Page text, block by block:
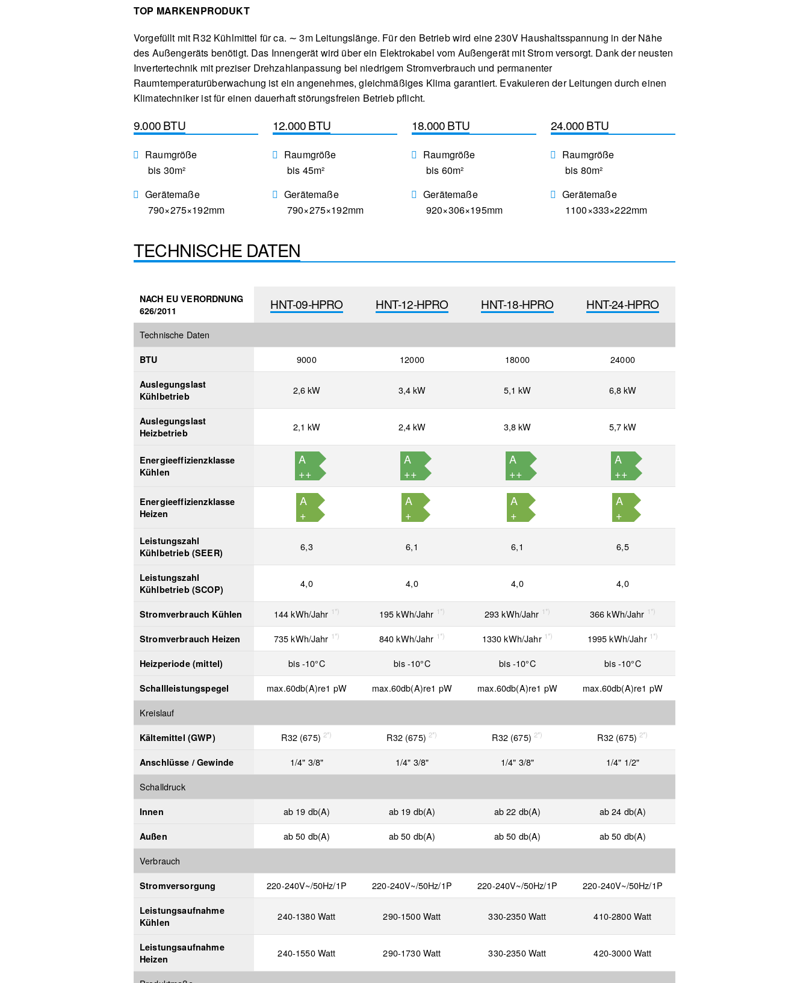
TOP MARKENPRODUKT
Vorgefüllt mit R32 Kühlmittel für ca. ∼ 3m Leitungslänge. Für den Betrieb wird eine 230V Haushaltsspannung in der Nähe
des Außengeräts benötigt. Das Innengerät wird über ein Elektrokabel vom Außengerät mit Strom versorgt. Dank der neusten
Invertertechnik mit preziser Drehzahlanpassung bei niedrigem Stromverbrauch und permanenter
Raumtemperaturüberwachung ist ein angenehmes, gleichmäßiges Klima garantiert. Evakuieren der Leitungen durch einen
Klimatechniker ist für einen dauerhaft störungsfreien Betrieb pflicht.
9.000 BTU
Raumgröße
bis 30m²
Gerätemaße
790×275×192mm
12.000 BTU
Raumgröße
bis 45m²
Gerätemaße
790×275×192mm
18.000 BTU
Raumgröße
bis 60m²
Gerätemaße
920×306×195mm
24.000 BTU
Raumgröße
bis 80m²
Gerätemaße
1100×333×222mm
TECHNISCHE DATEN
NACH EU VERORDNUNG
626/2011
HNT-09-HPRO HNT-12-HPRO HNT-18-HPRO HNT-24-HPRO
Technische Daten
BTU 9000 12000 18000 24000
Auslegungslast
Kühlbetrieb
2,6 kW 3,4 kW 5,1 kW 6,8 kW
Auslegungslast
Heizbetrieb
2,1 kW 2,4 kW 3,8 kW 5,7 kW
Energieeffizienzklasse
Kühlen
A
++
A
++
A
++
A
++
Energieeffizienzklasse
Heizen
A
+
A
+
A
+
A
+
Leistungszahl
Kühlbetrieb (SEER)
6,3 6,1 6,1 6,5
Leistungszahl
Kühlbetrieb (SCOP)
4,0 4,0 4,0 4,0
Stromverbrauch Kühlen 144 kWh/Jahr 1*) 195 kWh/Jahr 1*) 293 kWh/Jahr 1*) 366 kWh/Jahr 1*)
Stromverbrauch Heizen 735 kWh/Jahr 1*) 840 kWh/Jahr 1*) 1330 kWh/Jahr 1*) 1995 kWh/Jahr 1*)
Heizperiode (mittel) bis -10°C bis -10°C bis -10°C bis -10°C
Schallleistungspegel max.60db(A)re1 pW max.60db(A)re1 pW max.60db(A)re1 pW
max.60db(A)re1 pW
Kreislauf
Kältemittel (GWP) R32 (675)2*) R32 (675)2*) R32 (675)2*) R32 (675)2*)
Anschlüsse / Gewinde 1/4" 3/8" 1/4" 3/8" 1/4" 3/8"
1/4" 1/2"
Schalldruck
Innen ab 19 db(A) ab 19 db(A) ab 22 db(A) ab 24 db(A)
Außen ab 50 db(A) ab 50 db(A) ab 50 db(A)
ab 50 db(A)
Verbrauch
Stromversorgung 220-240V~/50Hz/1P 220-240V~/50Hz/1P 220-240V~/50Hz/1P 220-240V~/50Hz/1P
Leistungsaufnahme
Kühlen
240-1380 Watt 290-1500 Watt 330-2350 Watt 410-2800 Watt
Leistungsaufnahme
Heizen
240-1550 Watt 290-1730 Watt 330-2350 Watt 420-3000 Watt